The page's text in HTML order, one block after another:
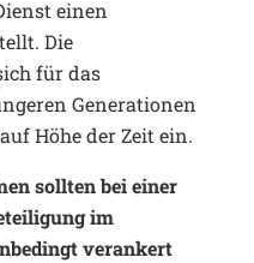
einen
Die
für das
Generationen
Höhe der Zeit ein.
sollten bei einer
im
verankert